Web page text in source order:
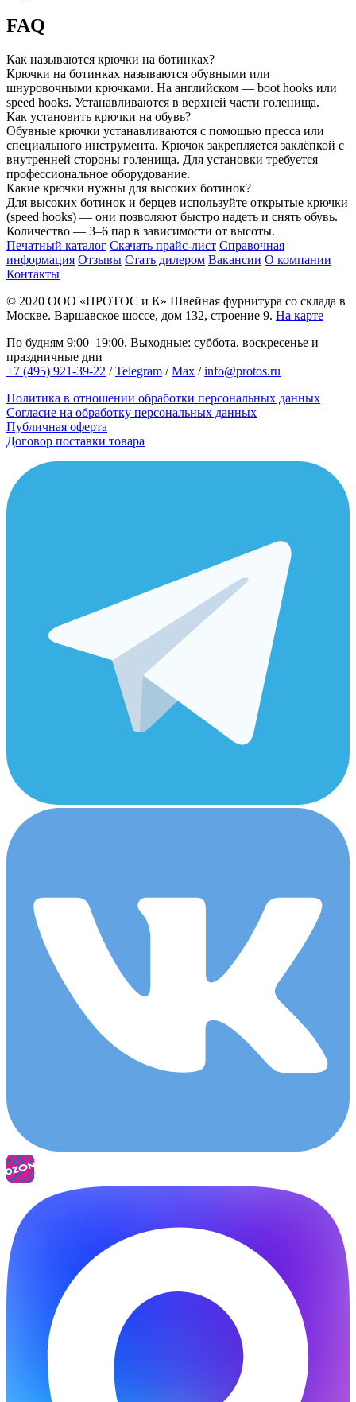
FAQ
Как называются крючки на ботинках?
Крючки на ботинках называются обувными или
шнуровочными крючками. На английском — boot hooks или
speed hooks. Устанавливаются в верхней части голенища.
Как установить крючки на обувь?
Обувные крючки устанавливаются с помощью пресса или
специального инструмента. Крючок закрепляется заклёпкой с
внутренней стороны голенища. Для установки требуется
профессиональное оборудование.
Какие крючки нужны для высоких ботинок?
Для высоких ботинок и берцев используйте открытые крючки
(speed hooks) — они позволяют быстро надеть и снять обувь.
Количество — 3–6 пар в зависимости от высоты.
Печатный каталог Скачать прайс-лист Справочная
информация Отзывы Стать дилером Вакансии О компании
Контакты
© 2020 ООО «ПРОТОС и К» Швейная фурнитура со склада в
Москве. Варшавское шоссе, дом 132, строение 9. На карте
По будням 9:00–19:00, Выходные: суббота, воскресенье и
праздничные дни
+7 (495) 921-39-22 /Telegram /Max /info@protos.ru
Политика в отношении обработки персональных данных
Согласие на обработку персональных данных
Публичная оферта
Договор поставки товара